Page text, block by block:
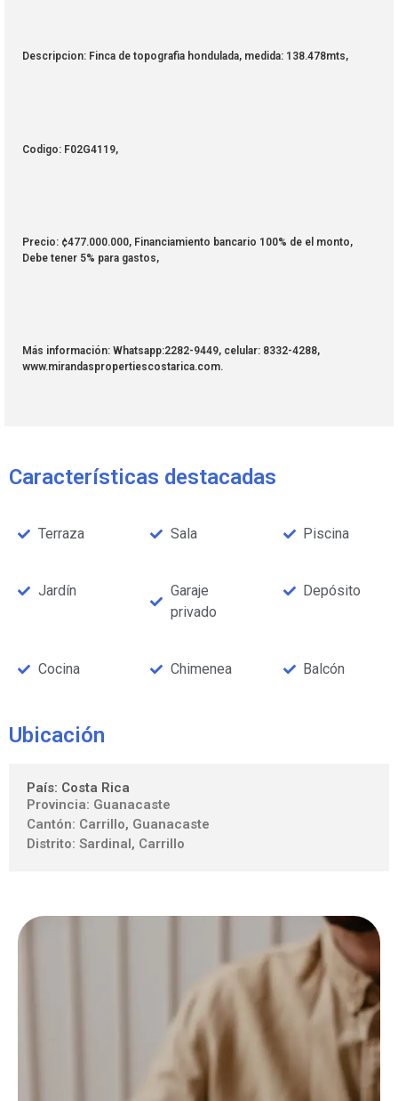
Descripcion: Finca de topografia hondulada, medida: 138.478mts,
Codigo: F02G4119,
Precio: ¢477.000.000, Financiamiento bancario 100% de el monto,
Debe tener 5% para gastos,
Más información: Whatsapp:2282-9449, celular: 8332-4288,
www.mirandaspropertiescostarica.com.
Características destacadas
Terraza Sala Piscina
Jardín
Garaje
privado
Depósito
Cocina Chimenea Balcón
Ubicación
País: Costa Rica
Provincia: Guanacaste
Cantón: Carrillo, Guanacaste
Distrito: Sardinal, Carrillo